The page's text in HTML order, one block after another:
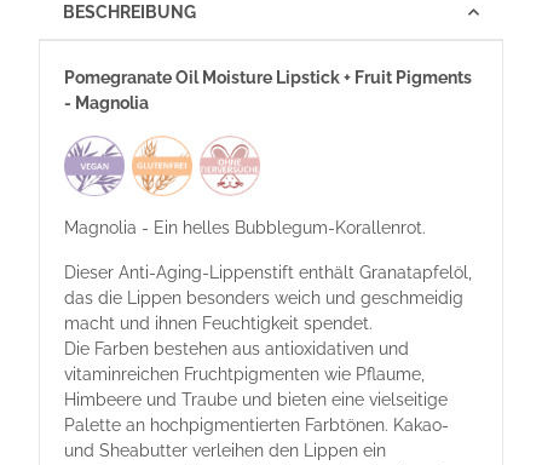
BESCHREIBUNG
Pomegranate Oil Moisture Lipstick + Fruit Pigments
- Magnolia
Magnolia - Ein helles Bubblegum-Korallenrot.
Dieser Anti-Aging-Lippenstift enthält Granatapfelöl,
das die Lippen besonders weich und geschmeidig
macht und ihnen Feuchtigkeit spendet.
Die Farben bestehen aus antioxidativen und
vitaminreichen Fruchtpigmenten wie Pflaume,
Himbeere und Traube und bieten eine vielseitige
Palette an hochpigmentierten Farbtönen. Kakao-
und Sheabutter verleihen den Lippen ein